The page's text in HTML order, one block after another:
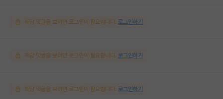
해당 댓글을 보려면 로그인이 필요합니다. 로그인하기
해당 댓글을 보려면 로그인이 필요합니다. 로그인하기
해당 댓글을 보려면 로그인이 필요합니다. 로그인하기